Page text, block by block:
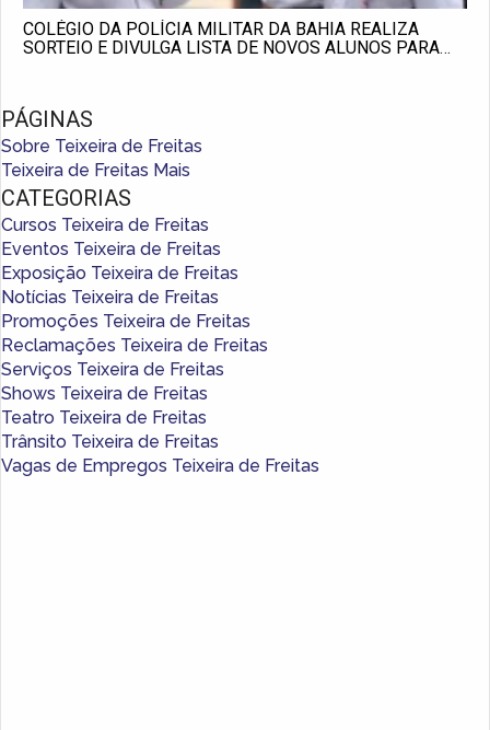
COLÉGIO DA POLÍCIA MILITAR DA BAHIA REALIZA
SORTEIO E DIVULGA LISTA DE NOVOS ALUNOS PARA
PÁGINAS
Sobre Teixeira de Freitas
Teixeira de Freitas Mais
CATEGORIAS
Cursos Teixeira de Freitas
Eventos Teixeira de Freitas
Exposição Teixeira de Freitas
Notícias Teixeira de Freitas
Promoções Teixeira de Freitas
Reclamações Teixeira de Freitas
Serviços Teixeira de Freitas
Shows Teixeira de Freitas
Teatro Teixeira de Freitas
Trânsito Teixeira de Freitas
Vagas de Empregos Teixeira de Freitas